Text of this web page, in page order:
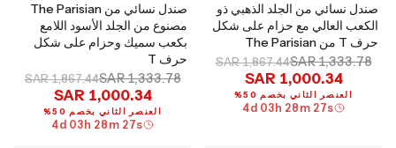
صندل نسائي من الجلد الذهبي ذو
الكعب العالي مع حزام على شكل
حرف T من The Parisian
SAR 1,333.78
SAR 1,867.44
SAR 1,000.34
العنصر الثاني بخصم 50%
4d 03 h 28 m 26s
صندل نسائي من The Parisian
مصنوع من الجلد الأسود اللامع
بكعب سميك وحزام على شكل
حرف T
SAR 1,333.78
SAR 1,867.44
SAR 1,000.34
العنصر الثاني بخصم 50%
4d 03 h 28 m 26s